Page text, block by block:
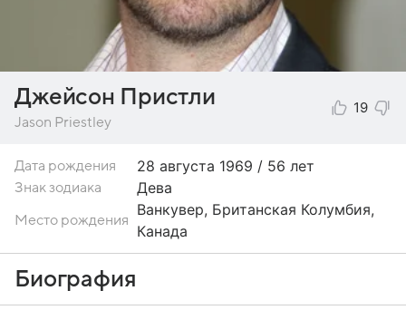
Джейсон Пристли
Jason Priestley
19
Дата рождения 28 августа 1969 / 56 лет
Знак зодиака Дева
Место рождения
Ванкувер, Британская Колумбия,
Канада
Биография